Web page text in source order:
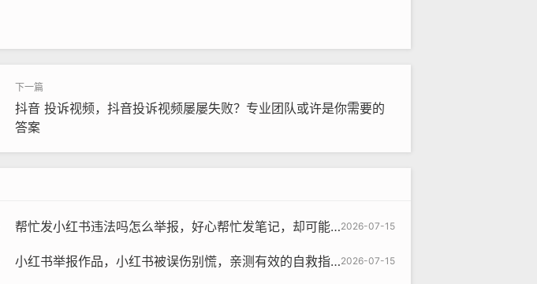
抖音 投诉视频，抖音投诉视频屡屡失败？专业团队或许是你需要的
答案
2026-07-15
帮忙发小红书违法吗怎么举报，好心帮忙发笔记，却可能踩了法律红线？一篇讲清风险与维权路径
2026-07-15
小红书举报作品，小红书被误伤别慌，亲测有效的自救指南